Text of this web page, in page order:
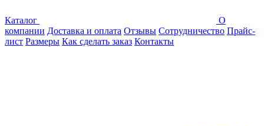
Каталог
О
компании Доставка и оплата Отзывы Сотрудничество Прайс-
лист Размеры Как сделать заказ Контакты